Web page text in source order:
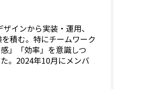
インから実装・運用、
積む。特にチームワーク
」「効率」を意識しつ
。2024年10月にメンバ